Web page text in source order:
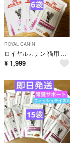
ROYAL CANIN
ロイヤルカナン 猫用 腎臓サポート チキンテイスト パウチ 85g×6袋
¥ 1,999